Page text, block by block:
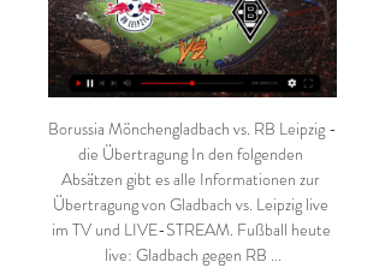
Borussia Mönchengladbach vs. RB Leipzig -
die Übertragung In den folgenden
Absätzen gibt es alle Informationen zur
Übertragung von Gladbach vs. Leipzig live
im TV und LIVE-STREAM. Fußball heute
live: Gladbach gegen RB ...